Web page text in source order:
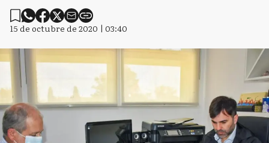
15 de octubre de 2020 | 03:40